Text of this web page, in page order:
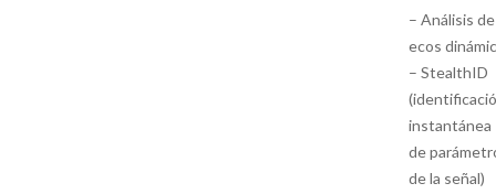
– Análisis de
ecos
– StealthID
instantánea
de
de la señal)